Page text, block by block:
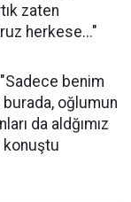
zaten
herkese..."
"Sadece benim
oğlumun
da aldğımız
konuştu